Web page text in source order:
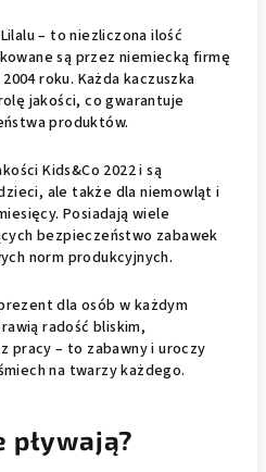
– to niezliczona ilość
są przez niemiecką firmę
roku. Każda kaczuszka
jakości, co gwarantuje
produktów.
Kids&Co 2022 i są
ale także dla niemowląt i
Posiadają wiele
bezpieczeństwo zabawek
norm produkcyjnych.
dla osób w każdym
radość bliskim,
pracy – to zabawny i uroczy
na twarzy każdego.
pływają?